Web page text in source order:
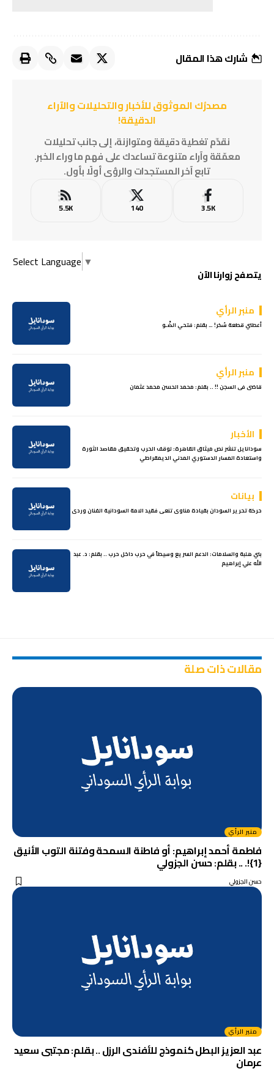
شارك هذا المقال
مصدرُك الموثوق للأخبار والتحليلات والآراء
الدقيقة!
نقدّم تغطية دقيقة ومتوازنة، إلى جانب تحليلات
معمّقة وآراء متنوعة تساعدك على فهم ما وراء الخبر.
تابع آخر المستجدات والرؤى أولًا بأول.
3.5K
140
5.5K
Select Language ▼
يتصفح زوارنا الآن
منبر الرأي
أعطني قطعة سُكر! … بقلم: فتحي الضَّـو
منبر الرأي
قاضى فى السجن !! .. بقلم: محمد الحسن محمد عثمان
الأخبار
سودانايل تنشر نص ميثاق القاهرة: لوقف الحرب وتحقيق مقاصد الثورة
واستعادة المسار الدستوري المدني الديمقراطي
بيانات
حركة تحرير السودان بقيادة مناوى تنعى فقيد الامة السودانية الفنان وردى
بني هلبة والسلامات: الدعم السريع وسيطاً في حرب داخل حرب .. بقلم: د. عبد
الله علي إبراهيم
مقالات ذات صلة
منبر الرأي
فاطمة أحمد إبراهيم: أو فاطنة السمحة وفتنة التوب الأنيق
{1}!. .. بقلم: حسن الجزولي
حسن الجزولي
منبر الرأي
عبد العزيز البطل كنموذج للأفندى الرزل .. بقلم: مجتبى سعيد
عرمان